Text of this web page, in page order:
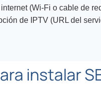
(Wi-Fi o cable de
de IPTV (URL del
instalar